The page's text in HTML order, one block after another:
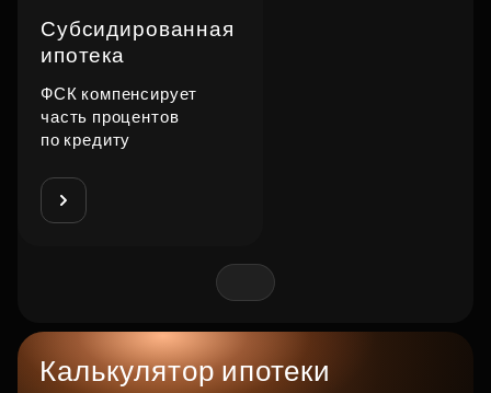
Субсидированная
ипотека
ФСК компенсирует
часть процентов
по кредиту
Калькулятор ипотеки